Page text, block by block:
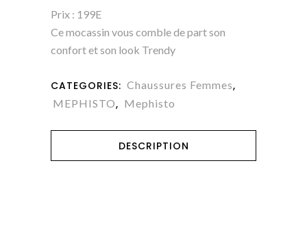
Prix : 199E
Ce mocassin vous comble de part son
confort et son look Trendy
CATEGORIES: Chaussures Femmes,
MEPHISTO, Mephisto
DESCRIPTION